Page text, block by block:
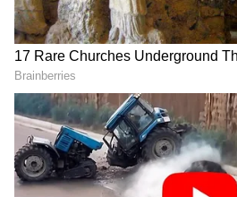
Image Credit :PR Handout
ಎರಡು ಭಾಗಗಳಲ್ಲಿ ಬಿಡುಗಡೆ
ಕಥೆಯ ವ್ಯಾಪ್ತಿ ಅಗಾಧವಾಗಿರುವ